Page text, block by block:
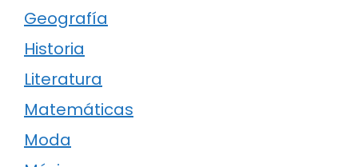
Geografía
Historia
Literatura
Matemáticas
Moda